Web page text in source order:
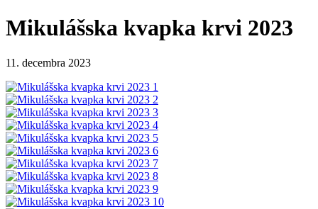
Mikulášska kvapka krvi 2023
11. decembra 2023